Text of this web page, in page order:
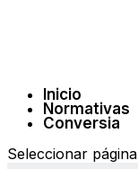
Inicio
Normativas
Conversia
Seleccionar página